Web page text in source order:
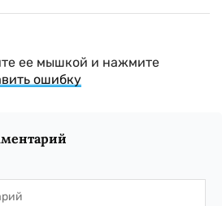
ее мышкой и нажмите
ошибку